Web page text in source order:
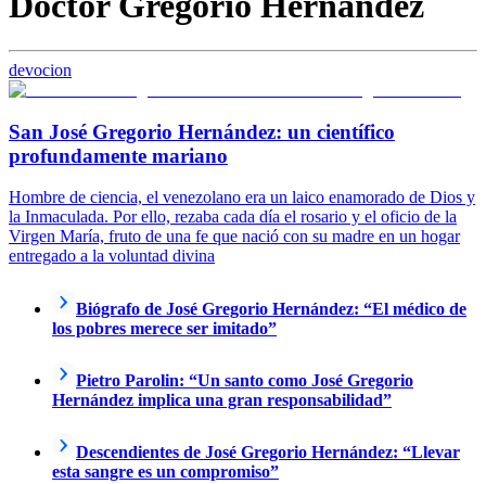
devocion
San José Gregorio Hernández: un científico
profundamente mariano
Hombre de ciencia, el venezolano era un laico enamorado de Dios y
la Inmaculada. Por ello, rezaba cada día el rosario y el oficio de la
Virgen María, fruto de una fe que nació con su madre en un hogar
entregado a la voluntad divina
Biógrafo de José Gregorio Hernández: “El médico de
los pobres merece ser imitado”
Pietro Parolin: “Un santo como José Gregorio
Hernández implica una gran responsabilidad”
Descendientes de José Gregorio Hernández: “Llevar
esta sangre es un compromiso”